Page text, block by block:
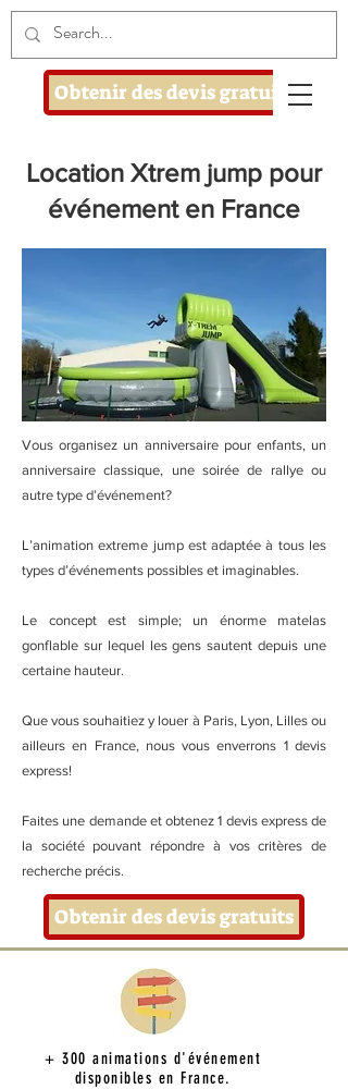
Obtenir des devis gratuits
Location Xtrem jump pour
événement en France
Vous organisez un anniversaire pour enfants, un
anniversaire classique, une soirée de rallye ou
autre type d’événement?
L’animation extreme jump est adaptée à tous les
types d’événements possibles et imaginables.
Le concept est simple; un énorme matelas
gonflable sur lequel les gens sautent depuis une
certaine hauteur.
Que vous souhaitiez y louer à Paris, Lyon, Lilles ou
ailleurs en France, nous vous enverrons 1 devis
express!
Faites une demande et obtenez 1 devis express de
la société pouvant répondre à vos critères de
recherche précis.
Obtenir des devis gratuits
+ 300 animations d'événement
disponibles en France.